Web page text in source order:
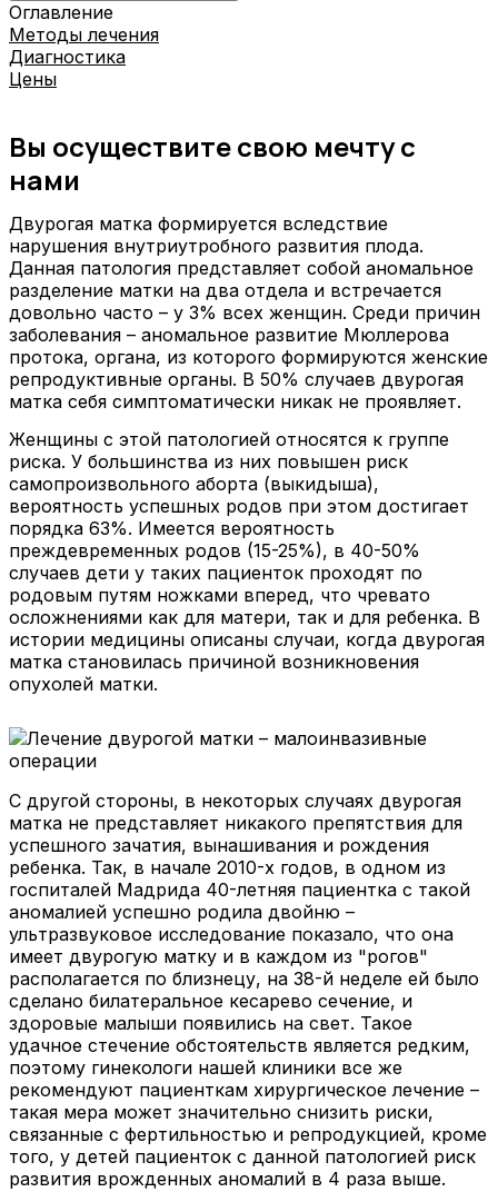
Оглавление
Методы лечения
Диагностика
Цены
Вы осуществите свою мечту с
нами
Двурогая матка формируется вследствие
нарушения внутриутробного развития плода.
Данная патология представляет собой аномальное
разделение матки на два отдела и встречается
довольно часто – у 3% всех женщин. Среди причин
заболевания – аномальное развитие Мюллерова
протока, органа, из которого формируются женские
репродуктивные органы. В 50% случаев двурогая
матка себя симптоматически никак не проявляет.
Женщины с этой патологией относятся к группе
риска. У большинства из них повышен риск
самопроизвольного аборта (выкидыша),
вероятность успешных родов при этом достигает
порядка 63%. Имеется вероятность
преждевременных родов (15-25%), в 40-50%
случаев дети у таких пациенток проходят по
родовым путям ножками вперед, что чревато
осложнениями как для матери, так и для ребенка. В
истории медицины описаны случаи, когда двурогая
матка становилась причиной возникновения
опухолей матки.
С другой стороны, в некоторых случаях двурогая
матка не представляет никакого препятствия для
успешного зачатия, вынашивания и рождения
ребенка. Так, в начале 2010-х годов, в одном из
госпиталей Мадрида 40-летняя пациентка с такой
аномалией успешно родила двойню –
ультразвуковое исследование показало, что она
имеет двурогую матку и в каждом из "рогов"
располагается по близнецу, на 38-й неделе ей было
сделано билатеральное кесарево сечение, и
здоровые малыши появились на свет. Такое
удачное стечение обстоятельств является редким,
поэтому гинекологи нашей клиники все же
рекомендуют пациенткам хирургическое лечение –
такая мера может значительно снизить риски,
связанные с фертильностью и репродукцией, кроме
того, у детей пациенток с данной патологией риск
развития врожденных аномалий в 4 раза выше.